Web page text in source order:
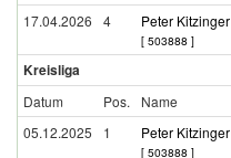
17.04.2026
4 Peter Kitzinger
[ 503888 ]
Kreisliga
Datum Pos. Name
05.12.2025
1 Peter Kitzinger
[ 503888 ]